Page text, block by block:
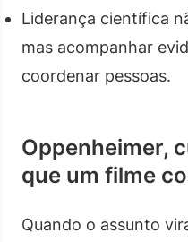
Liderança científica
mas acompanhar
coordenar pessoas.
Oppenheimer,
que um filme
Quando o assunto